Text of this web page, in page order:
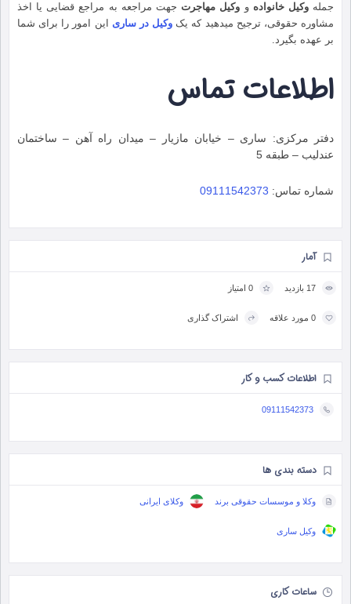
جملهوکیل خانواده و وکیل مهاجرت جهت مراجعه به مراجع قضایی یا اخذ
مشاوره حقوقی، ترجیح میدهید که یک وکیل در ساری
این امور را برای شما
بر عهده بگیرد.
اطلاعات تماس
دفتر مرکزی: ساری – خیابان مازیار – میدان راه آهن – ساختمان
عندلیب – طبقه 5
شماره تماس: 09111542373
آمار
17 بازدید 0 امتیاز
0 مورد علاقه اشتراک گذاری
اطلاعات کسب و کار
09111542373
دسته بندی ها
وکلا و موسسات حقوقی برند وکلای ایرانی
وکیل ساری
ساعات کاری